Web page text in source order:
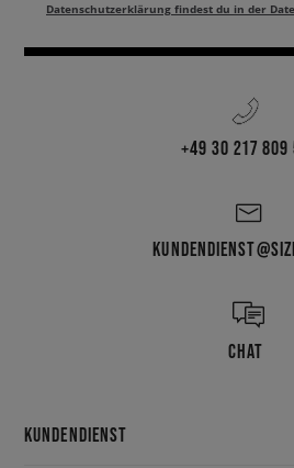
Datenschutzerklärung findest du in der
+49 30 217 809
CHAT
KUNDENDIENST